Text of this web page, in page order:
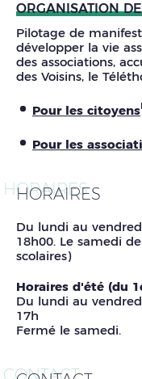
ORGANISATION
Pilotage de
développer la vie
des associations,
des Voisins, le
Pour les citoyens
Pour les
HORAIRES
HORAIRES
Du lundi au
18h00. Le samedi
scolaires)
Horaires d'été (du
Du lundi au
17h
Fermé le samedi.